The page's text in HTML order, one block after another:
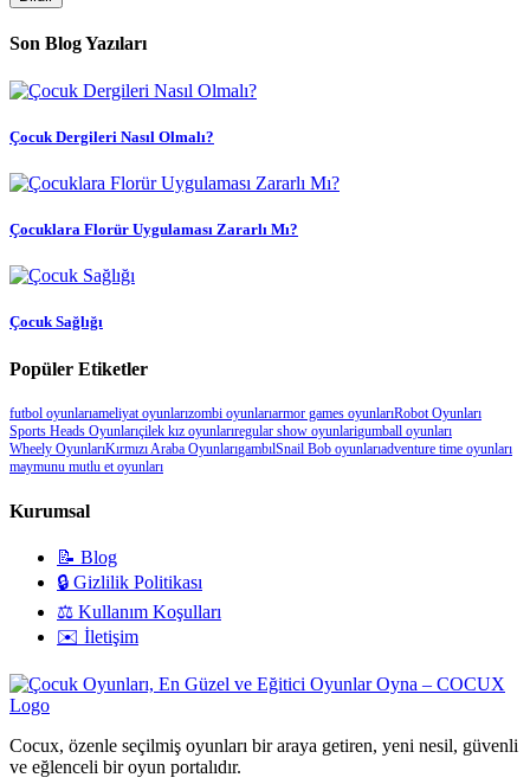
Son Blog Yazıları
Çocuk Dergileri Nasıl Olmalı?
Çocuklara Florür Uygulaması Zararlı Mı?
Çocuk Sağlığı
Popüler Etiketler
futbol oyunlarıameliyat oyunlarızombi oyunlarıarmor games oyunlarıRobot Oyunları
Sports Heads Oyunlarıçilek kız oyunlarıregular show oyunlarigumball oyunları
Wheely OyunlarıKırmızı Araba OyunlarıgambılSnail Bob oyunlarıadventure time oyunları
maymunu mutlu et oyunları
Kurumsal
📝 Blog
🔒 Gizlilik Politikası
⚖️ Kullanım Koşulları
✉️ İletişim
Cocux, özenle seçilmiş oyunları bir araya getiren, yeni nesil, güvenli
ve eğlenceli bir oyun portalıdır.